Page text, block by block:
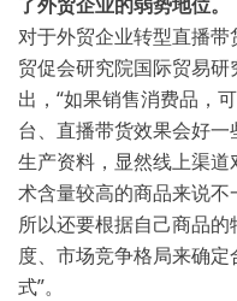
对于外贸企业转型直播带
贸促会研究院国际贸易研
出，“如果销售消费品，
台、直播带货效果会好一
生产资料，显然线上渠
术含量较高的商品来说不
所以还要根据自己商品的
度、市场竞争格局来确定
式”。